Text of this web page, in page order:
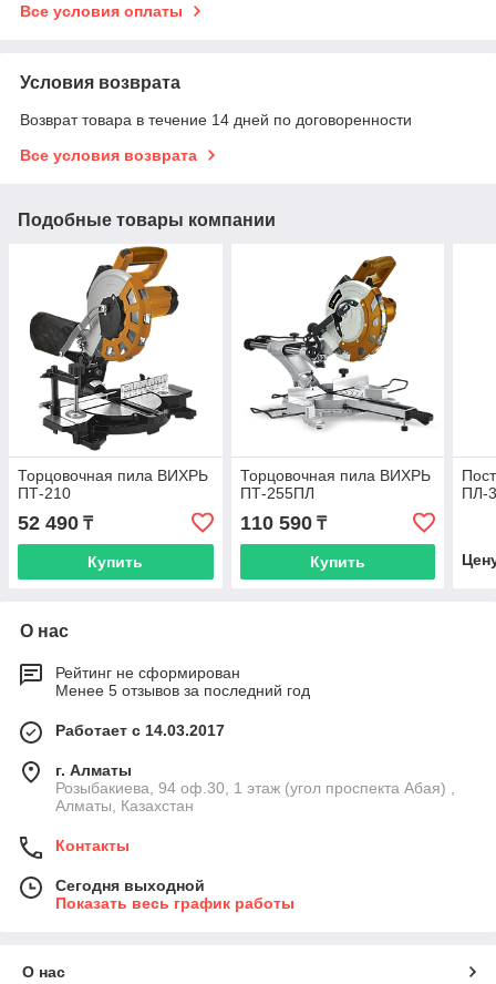
Все условия оплаты
Условия возврата
Возврат товара в течение 14 дней по договоренности
Все условия возврата
Подобные товары компании
Торцовочная пила ВИХРЬ
ПТ-210
52 490 ₸
Купить
Торцовочная пила ВИХРЬ
ПТ-255ПЛ
110 590₸
Купить
ПЛ-
О нас
Рейтинг не сформирован
Менее 5 отзывов за последний год
Работает с 14.03.2017
г. Алматы
Розыбакиева, 94 оф.30, 1 этаж (угол проспекта Абая) ,
Алматы, Казахстан
Контакты
Сегодня выходной
Показать весь график работы
О нас